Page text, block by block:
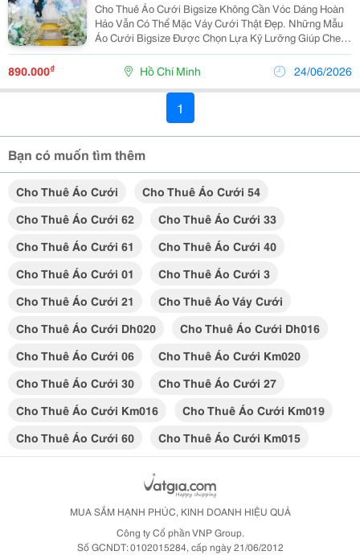
Cho Thuê Áo Cưới Bigsize Không Cần Vóc Dáng Hoàn
Hảo Vẫn Có Thể Mặc Váy Cưới Thật Đẹp. Những Mẫu
Áo Cưới Bigsize Được Chọn Lựa Kỹ Lưỡng Giúp Che
Khuyết Điểm, Tôn Dáng Và Giúp Cô Dâu Tự Tin Hơn Khi
Bước Vào Lễ Đường. Form Đẹp, Dễ Mặc, Lên Ảnh...
890.000₫ Hồ Chí Minh 24/06/2026
1
Bạn có muốn tìm thêm
Cho Thuê Áo Cưới
Cho Thuê Áo Cưới 54
Cho Thuê Áo Cưới 62
Cho Thuê Áo Cưới 33
Cho Thuê Áo Cưới 61
Cho Thuê Áo Cưới 40
Cho Thuê Áo Cưới 01
Cho Thuê Áo Cưới 3
Cho Thuê Áo Cưới 21
Cho Thuê Áo Váy Cưới
Cho Thuê Áo Cưới Dh020
Cho Thuê Áo Cưới Dh016
Cho Thuê Áo Cưới 06
Cho Thuê Áo Cưới Km020
Cho Thuê Áo Cưới 30
Cho Thuê Áo Cưới 27
Cho Thuê Áo Cưới Km016
Cho Thuê Áo Cưới Km019
Cho Thuê Áo Cưới 60
Cho Thuê Áo Cưới Km015
MUA SẮM HẠNH PHÚC, KINH DOANH HIỆU QUẢ
Công ty Cổ phần VNP Group.
Số GCNDT: 0102015284, cấp ngày 21/06/2012